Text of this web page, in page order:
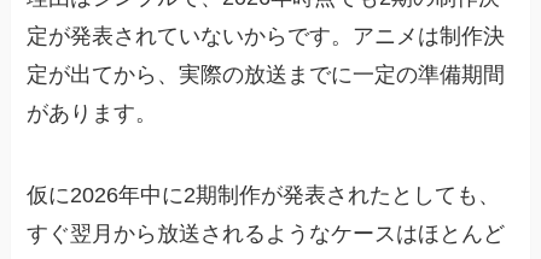
定が発表されていないからです。アニメは制作決
定が出てから、実際の放送までに一定の準備期間
があります。
仮に2026年中に2期制作が発表されたとしても、
すぐ翌月から放送されるようなケースはほとんど